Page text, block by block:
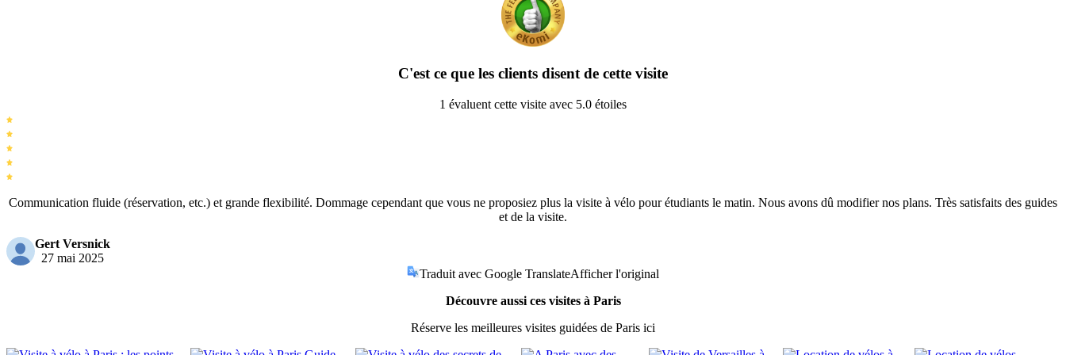
C'est ce que les clients disent de cette visite
1 évaluent cette visite avec 5.0 étoiles
Communication fluide (réservation, etc.) et grande flexibilité. Dommage cependant que vous ne proposiez plus la visite à vélo pour étudiants le matin. Nous avons dû modifier nos plans. Très satisfaits des guides
et de la visite.
Gert Versnick
27 mai 2025
Traduit avec Google TranslateAfficher l'original
Découvre aussi ces visites à Paris
Réserve les meilleures visites guidées de Paris ici